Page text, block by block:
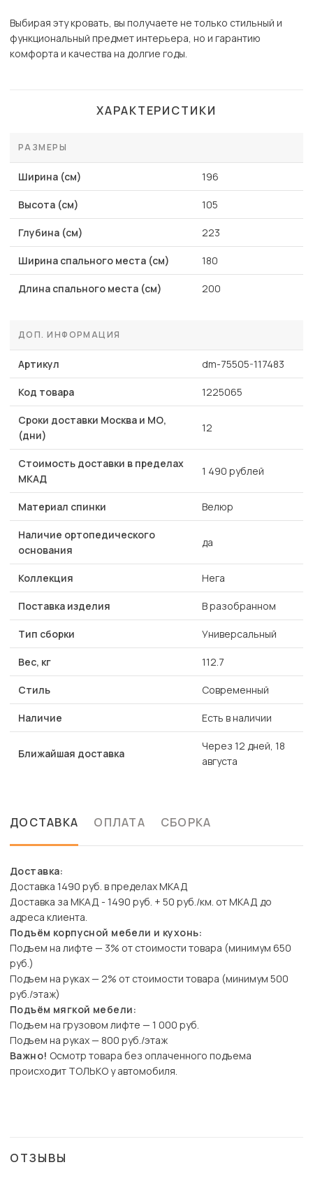
Выбирая эту кровать, вы получаете не только стильный и
функциональный предмет интерьера, но и гарантию
комфорта и качества на долгие годы.
ХАРАКТЕРИСТИКИ
РАЗМЕРЫ
Ширина (см) 196
Высота (см) 105
Глубина (см) 223
Ширина спального места (см) 180
Длина спального места (см) 200
ДОП. ИНФОРМАЦИЯ
Артикул dm-75505-117483
Код товара 1225065
Сроки доставки Москва и МО,
(дни)
12
Стоимость доставки в пределах
МКАД
1 490 рублей
Материал спинки Велюр
Наличие ортопедического
основания
да
Коллекция Нега
Поставка изделия В разобранном
Тип сборки Универсальный
Вес, кг 112.7
Стиль Современный
Наличие Есть в наличии
Ближайшая доставка
Через 12 дней, 18
августа
ДОСТАВКА ОПЛАТА СБОРКА
Доставка:
Доставка 1490 руб. в пределах МКАД
Доставка за МКАД - 1490 руб. + 50 руб./км. от МКАД до
адреса клиента.
Подъём корпусной мебели и кухонь:
Подъем на лифте — 3% от стоимости товара (минимум 650
руб.)
Подъем на руках — 2% от стоимости товара (минимум 500
руб./этаж)
Подъём мягкой мебели:
Подъем на грузовом лифте — 1 000 руб.
Подъем на руках — 800 руб./этаж
Важно! Осмотр товара без оплаченного подъема
происходит ТОЛЬКО у автомобиля.
ОТЗЫВЫ